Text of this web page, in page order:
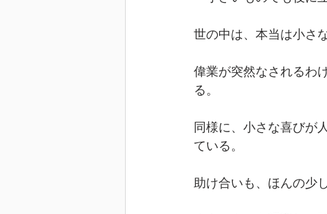
世の中は、本当は小さ
偉業が突然なされるわ
る。
同様に、小さな喜びが
ている。
助け合いも、ほんの少